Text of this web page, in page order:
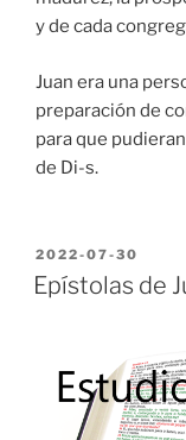
y de cada
Juan era una
preparación de
para que
de Di-s.
POSTED
ON
2022-07-30
Epístolas de